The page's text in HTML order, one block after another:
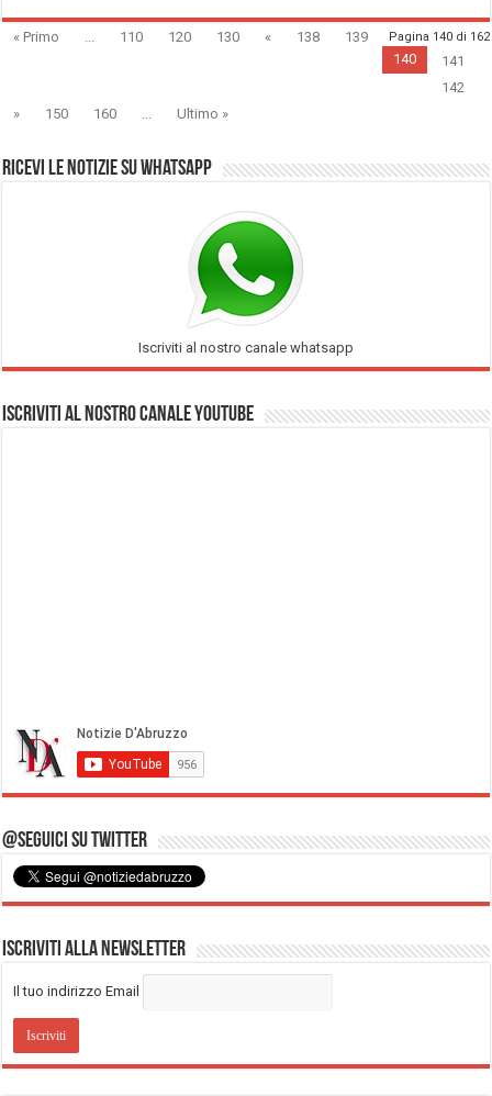
Pagina 140 di 162
« Primo 110 120 130 « 138
139
140
141
142
»
150 160 Ultimo »
Ricevi le notizie su Whatsapp
Iscriviti al nostro canale whatsapp
Iscriviti al nostro Canale Youtube
@Seguici su Twitter
Iscriviti alla Newsletter
Il tuo indirizzo Email